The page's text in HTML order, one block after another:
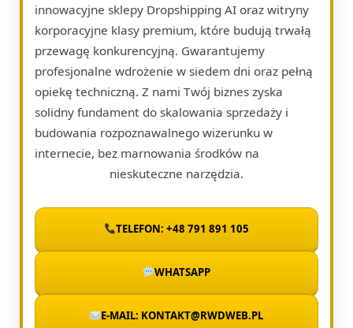
innowacyjne sklepy Dropshipping AI oraz witryny
korporacyjne klasy premium, które budują trwałą
przewagę konkurencyjną. Gwarantujemy
profesjonalne wdrożenie w siedem dni oraz pełną
opiekę techniczną. Z nami Twój biznes zyska
solidny fundament do skalowania sprzedaży i
budowania rozpoznawalnego wizerunku w
internecie, bez marnowania środków na
nieskuteczne narzędzia.
TELEFON: +48 791 891 105
WHATSAPP
E-MAIL: KONTAKT@RWDWEB.PL